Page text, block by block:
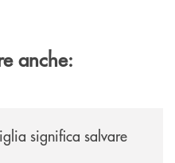
anche:
significa salvare